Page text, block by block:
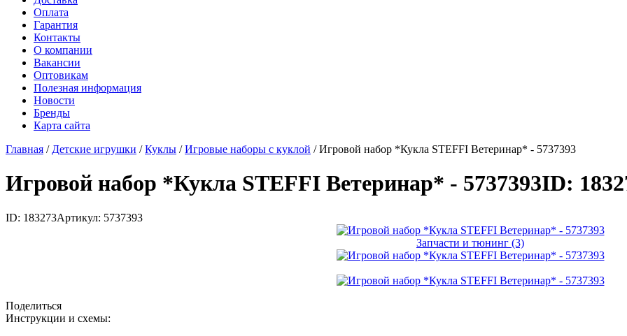
Оплата
Гарантия
Контакты
О компании
Вакансии
Оптовикам
Полезная информация
Новости
Бренды
Карта сайта
Главная / Детские игрушки /Куклы /Игровые наборы с куклой /Игровой набор *Кукла STEFFI Ветеринар* - 5737393
Игровой набор *Кукла STEFFI Ветеринар* - 5737393ID:
ID: 183273Артикул: 5737393
Запчасти и тюнинг (3)
Поделиться
Инструкции и схемы: